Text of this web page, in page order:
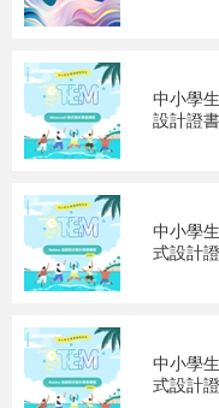
中小學
設計證
中小學
式設計
中小學
式設計